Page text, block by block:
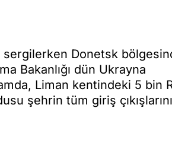
sergilerken Donetsk
Bakanlığı dün Ukrayna
Liman kentindeki 5 bin
şehrin tüm giriş çıkışlarını